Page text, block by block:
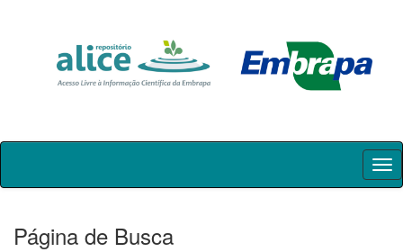
Skip
Página de Busca